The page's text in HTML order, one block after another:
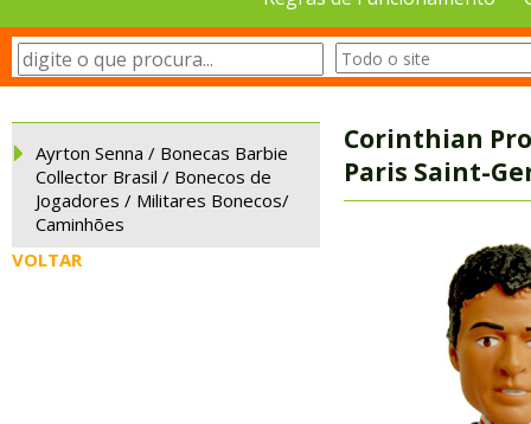
Ayrton Senna / Bonecas Barbie
Collector Brasil / Bonecos de
Jogadores / Militares Bonecos/
Caminhões
VOLTAR
Corinthian
Paris Saint-